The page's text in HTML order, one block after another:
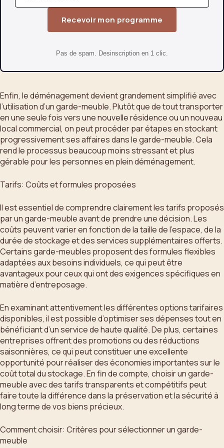
Recevoir mon programme
Pas de spam. Desinscription en 1 clic.
Enfin, le déménagement devient grandement simplifié avec
l’utilisation d’un garde-meuble. Plutôt que de tout transporter
en une seule fois vers une nouvelle résidence ou un nouveau
local commercial, on peut procéder par étapes en stockant
progressivement ses affaires dans le garde-meuble. Cela
rend le processus beaucoup moins stressant et plus
gérable pour les personnes en plein déménagement.
Tarifs: Coûts et formules proposées
Il est essentiel de comprendre clairement les tarifs proposés
par un garde-meuble avant de prendre une décision. Les
coûts peuvent varier en fonction de la taille de l’espace, de la
durée de stockage et des services supplémentaires offerts.
Certains garde-meubles proposent des formules flexibles
adaptées aux besoins individuels, ce qui peut être
avantageux pour ceux qui ont des exigences spécifiques en
matière d’entreposage.
En examinant attentivement les différentes options tarifaires
disponibles, il est possible d’optimiser ses dépenses tout en
bénéficiant d’un service de haute qualité. De plus, certaines
entreprises offrent des promotions ou des réductions
saisonnières, ce qui peut constituer une excellente
opportunité pour réaliser des économies importantes sur le
coût total du stockage. En fin de compte, choisir un garde-
meuble avec des tarifs transparents et compétitifs peut
faire toute la différence dans la préservation et la sécurité à
long terme de vos biens précieux.
Comment choisir: Critères pour sélectionner un garde-
meuble